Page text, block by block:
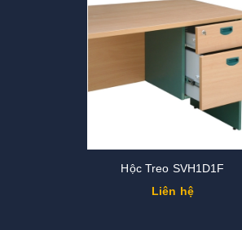
Hộc Treo SVH1D1F
Liên hệ